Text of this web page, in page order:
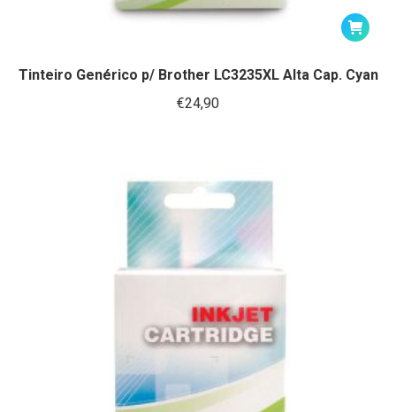
Tinteiro Genérico p/ Brother LC3235XL Alta Cap. Cyan
€24,90